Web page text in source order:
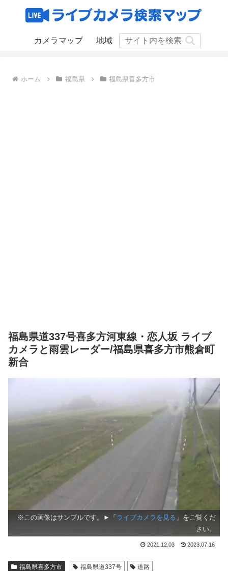
カメラマップ 地域
ホーム 福島県 福島県喜多方市
福島県道337号喜多方河東線・恋人坂 ライブ
カメラと雨雲レーダー/福島県喜多方市熊倉町
新合
※この画像はサンプルです。►「 ライブカメラを見る 」をご覧くだ
さい。
2021.12.03 2023.07.16
福島県喜多方市 福島県道337号 道路